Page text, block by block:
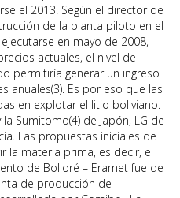
el 2013. Según el director de
de la planta piloto en el
en mayo de 2008,
actuales, el nivel de
permitiría generar un ingreso
anuales(3). Es por eso que las
en explotar el litio boliviano.
Sumitomo(4) de Japón, LG de
Las propuestas iniciales de
la materia prima, es decir, el
de Bolloré – Eramet fue de
de producción de